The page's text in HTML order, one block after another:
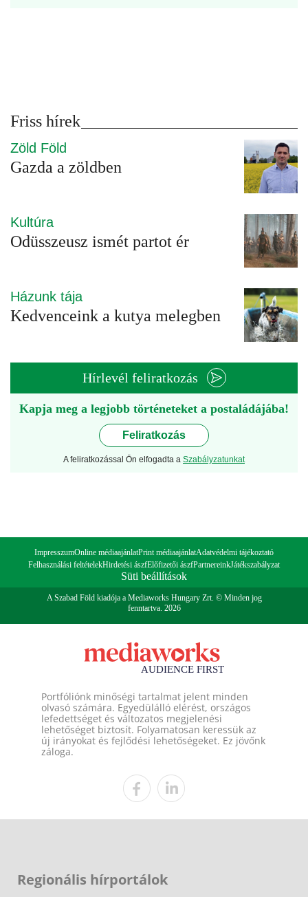
Friss hírek
Zöld Föld
Gazda a zöldben
Kultúra
Odüsszeusz ismét partot ér
Házunk tája
Kedvenceink a kutya melegben
Hírlevél feliratkozás
Kapja meg a legjobb történeteket a postaládájába!
Feliratkozás
A feliratkozással Ön elfogadta a Szabályzatunkat
ImpresszumOnline médiaajánlatPrint médiaajánlatAdatvédelmi tájékoztató
Felhasználási feltételekHirdetési ászfElőfizetői ászfPartnereinkJátékszabályzat
Süti beállítások
A Szabad Föld kiadója a Mediaworks Hungary Zrt. © Minden jog
fenntartva. 2026
Portfóliónk minőségi tartalmat jelent minden
olvasó számára. Egyedülálló elérést, országos
lefedettséget és változatos megjelenési
lehetőséget biztosít. Folyamatosan keressük az
új irányokat és fejlődési lehetőségeket. Ez jövőnk
záloga.
Regionális hírportálok